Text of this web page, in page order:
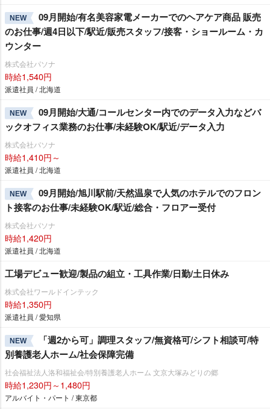
NEW
09月開始/有名美容家電メーカーでのヘアケア商品 販売
のお仕事/週4日以下/駅近/販売スタッフ/接客・ショールーム・カ
ウンター
株式会社パソナ
時給1,540円
派遣社員 / 北海道
NEW
09月開始/大通/コールセンター内でのデータ入力などバ
ックオフィス業務のお仕事/未経験OK/駅近/データ入力
株式会社パソナ
時給1,410円～
派遣社員 / 北海道
NEW
09月開始/旭川駅前/天然温泉で人気のホテルでのフロン
ト接客のお仕事/未経験OK/駅近/総合・フロアー受付
株式会社パソナ
時給1,420円
派遣社員 / 北海道
工場デビュー歓迎/製品の組立・工具作業/日勤/土日休み
株式会社ワールドインテック
時給1,350円
派遣社員 / 愛知県
NEW
「週2から可」調理スタッフ/無資格可/シフト相談可/特
別養護老人ホーム/社会保障完備
社会福祉法人洛和福祉会/特別養護老人ホーム 文京大塚みどりの郷
時給1,230円～1,480円
アルバイト・パート / 東京都